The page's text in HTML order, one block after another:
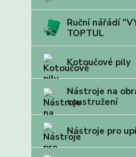
Ruční nářádí
TOPTUL
Kotoučové pily
Nástroje na
soustružení
Nástroje pro